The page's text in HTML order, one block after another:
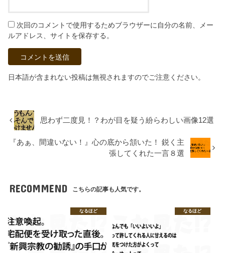
次回のコメントで使用するためブラウザーに自分の名前、メー
ルアドレス、サイトを保存する。
日本語が含まれない投稿は無視されますのでご注意ください。
思わず二度見！？わが目を疑う紛らわしい画像12選
『あぁ、間違いない！』心の底から頷いた！ 鋭く主
張してくれた一言８選
RECOMMEND こちらの記事も人気です。
なるほど なるほど